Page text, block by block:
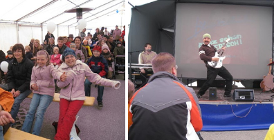
AZ 494 AZ 495